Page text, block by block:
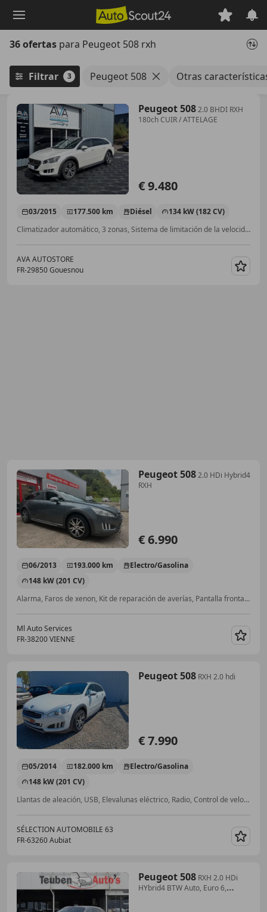
principal
36 ofertas para Peugeot 508 rxh
Filtrar 3 Peugeot 508 Otras
Peugeot 5082.0 BHDI RXH
180ch CUIR / ATTELAGE
€ 9.480
03/2015 177.500 km Diésel
134 kW (182 CV)
Climatizador automático, 3 zonas, Sistema de limitación de la velocidad, Asistente de luz de carretera, Sistema de lavado de faros, Isofix, Bluetooth, Asientos calef., Control de velocidad
AVA AUTOSTORE
FR-29850 Gouesnou
Peugeot 5082.0 HDi Hybrid4
RXH
€ 6.990
06/2013 193.000 km
Electro/Gasolina
148 kW (201 CV)
Alarma, Faros de xenon, Kit de reparación de averías, Pantalla frontal, Techo panorámico, Start/Stop automático, ESP, Ordenador
Ml Auto Services
FR-38200 VIENNE
Peugeot 508 RXH 2.0 hdi
€ 7.990
05/2014 182.000 km
Electro/Gasolina
148 kW (201 CV)
Llantas de aleación, USB, Elevalunas eléctrico, Radio, Control de velocidad
SÉLECTION AUTOMOBILE 63
FR-63260 Aubiat
Peugeot 508 RXH 2.0 HDi
HYbrid4 BTW Auto, Euro 6,